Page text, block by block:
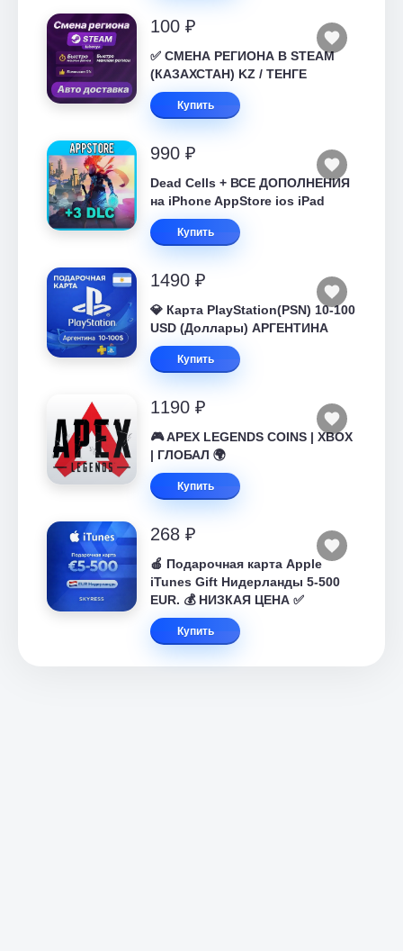
100 ₽
✅ СМЕНА РЕГИОНА В STEAM
(КАЗАХСТАН) KZ / ТЕНГЕ
Купить
990 ₽
Dead Cells + ВСЕ ДОПОЛНЕНИЯ
на iPhone AppStore ios iPad
Купить
1490 ₽
💎 Карта PlayStation(PSN) 10-100
USD (Доллары) АРГЕНТИНА
Купить
1190 ₽
🎮 APEX LEGENDS COINS | XBOX
| ГЛОБАЛ 🌍
Купить
268 ₽
🍎 Подарочная карта Apple
iTunes Gift Нидерланды 5-500
EUR. 💰 НИЗКАЯ ЦЕНА ✅
Купить